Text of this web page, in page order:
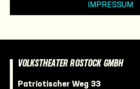
IMPRESSUM
VOLKSTHEATER ROSTOCK GMBH
Patriotischer Weg 33